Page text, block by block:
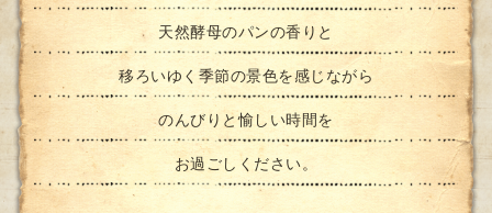
天然酵母のパンの香りと
移ろいゆく季節の景色を感じながら
のんびりと愉しい時間を
お過ごしください。